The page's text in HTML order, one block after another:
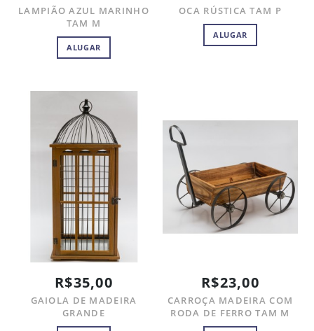
LAMPIÃO AZUL MARINHO
TAM M
ALUGAR
OCA RÚSTICA TAM P
ALUGAR
R$35,00
GAIOLA DE MADEIRA
GRANDE
R$23,00
CARROÇA MADEIRA COM
RODA DE FERRO TAM M